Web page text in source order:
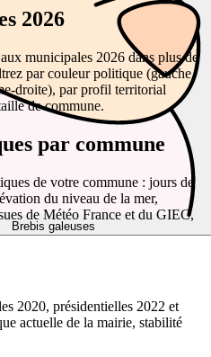
Brebis galeuses
2026
municipales 2026 dans plus de
par couleur politique (gauche,
droite), par profil territorial
de commune.
par commune
de votre commune : jours de
du niveau de la mer,
de Météo France et du GIEC,
2020, présidentielles 2022 et
actuelle de la mairie, stabilité